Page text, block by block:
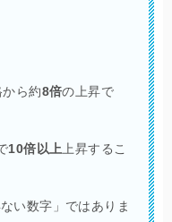
ら約8倍の上昇で
10倍以上 上昇するこ
い数字」ではありま